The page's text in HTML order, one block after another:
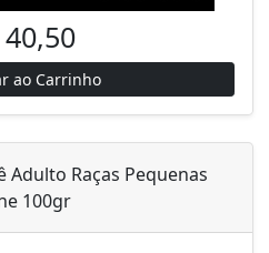
40,50
ao Carrinho
Adulto Raças Pequenas
100gr